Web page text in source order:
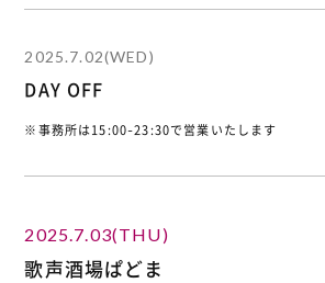
2025.7.02(WED)
DAY OFF
※事務所は15:00-23:30で営業いたします
2025.7.03(THU)
歌声酒場ぱどま